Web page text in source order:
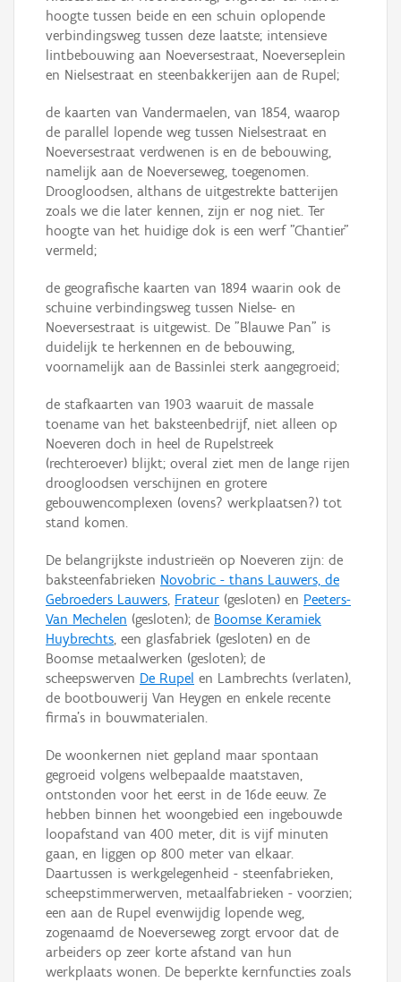
hoogte tussen beide en een schuin oplopende
verbindingsweg tussen deze laatste; intensieve
lintbebouwing aan Noeversestraat, Noeverseplein
en Nielsestraat en steenbakkerijen aan de Rupel;
de kaarten van Vandermaelen, van 1854, waarop
de parallel lopende weg tussen Nielsestraat en
Noeversestraat verdwenen is en de bebouwing,
namelijk aan de Noeverseweg, toegenomen.
Droogloodsen, althans de uitgestrekte batterijen
zoals we die later kennen, zijn er nog niet. Ter
hoogte van het huidige dok is een werf "Chantier"
vermeld;
de geografische kaarten van 1894 waarin ook de
schuine verbindingsweg tussen Nielse- en
Noeversestraat is uitgewist. De "Blauwe Pan" is
duidelijk te herkennen en de bebouwing,
voornamelijk aan de Bassinlei sterk aangegroeid;
de stafkaarten van 1903 waaruit de massale
toename van het baksteenbedrijf, niet alleen op
Noeveren doch in heel de Rupelstreek
(rechteroever) blijkt; overal ziet men de lange rijen
droogloodsen verschijnen en grotere
gebouwencomplexen (ovens? werkplaatsen?) tot
stand komen.
De belangrijkste industrieën op Noeveren zijn: de
baksteenfabrieken Novobric - thans Lauwers, de
Gebroeders Lauwers, Frateur (gesloten) en Peeters-
Van Mechelen (gesloten); de Boomse Keramiek
Huybrechts, een glasfabriek (gesloten) en de
Boomse metaalwerken (gesloten); de
scheepswerven De Rupel en Lambrechts (verlaten),
de bootbouwerij Van Heygen en enkele recente
firma's in bouwmaterialen.
De woonkernen niet gepland maar spontaan
gegroeid volgens welbepaalde maatstaven,
ontstonden voor het eerst in de 16de eeuw. Ze
hebben binnen het woongebied een ingebouwde
loopafstand van 400 meter, dit is vijf minuten
gaan, en liggen op 800 meter van elkaar.
Daartussen is werkgelegenheid - steenfabrieken,
scheepstimmerwerven, metaalfabrieken - voorzien;
een aan de Rupel evenwijdig lopende weg,
zogenaamd de Noeverseweg zorgt ervoor dat de
arbeiders op zeer korte afstand van hun
werkplaats wonen. De beperkte kernfuncties zoals